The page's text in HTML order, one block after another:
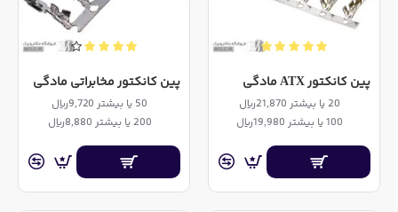
پین کانکتور ATX مادگی
20 یا بیشتر 21,870ریال
100 یا بیشتر 19,980ریال
پین کانکتور مخابراتی مادگی
50 یا بیشتر 9,720ریال
200 یا بیشتر 8,880ریال